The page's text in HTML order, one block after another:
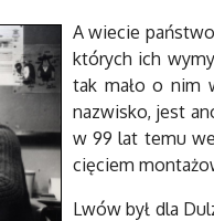
A wiecie
których ich
tak mało o nim
nazwisko, jest
w 99 lat temu
cięciem
Lwów był dla